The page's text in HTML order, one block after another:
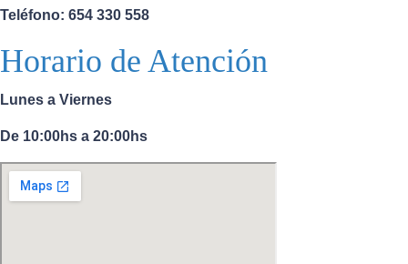
Teléfono: 654 330 558
Horario de Atención
Lunes a Viernes
De 10:00hs a 20:00hs